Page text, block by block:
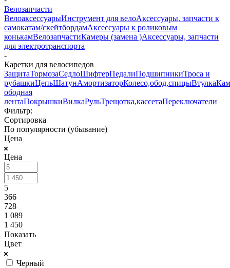
Велозапчасти
ВелоаксессуарыИнструмент для велоАксессуары, запчасти к
самокатам/скейтбордамАксессуары к роликовым
конькамВелозапчастиКамеры (замена )Аксессуары, запчасти
для электротранспорта
-
Каретки для велосипедов
ЗащитаТормозаСедлоШифтерПедалиПодшипникиТроса и
рубашкиЦепьШатунАмортизаторКолесо,обод,спицыВтулка
ободная
лентаПокрышкиВилкаРульТрещотка,кассетаПереключатели
Фильтр:
Сортировка
По популярности (убывание)
Цена
Цена
5
366
728
1 089
1 450
Показать
Цвет
Черный